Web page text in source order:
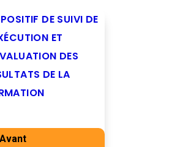
DE SUIVI DE
ET
DES
DE LA
Avant